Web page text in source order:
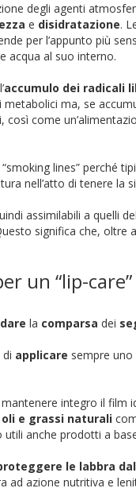
degli agenti
e disidratazione.
per l’appunto più
acqua al suo interno.
accumulo dei radicali
ma, se
così come
lines” perché
nell’atto di tenere la
assimilabili a quelli
significa che,
un “lip-
la comparsa dei
applicare sempre uno
mantenere integro il
oli e grassi naturali
anche prodotti a
le labbra
ad azione nutritiva e